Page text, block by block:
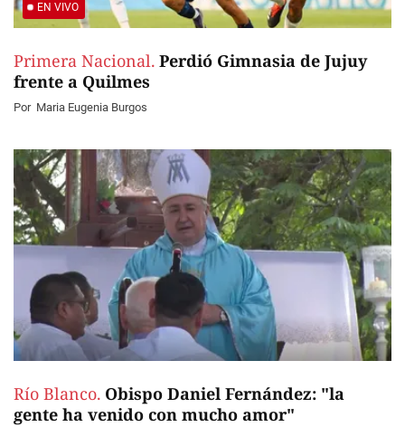
EN VIVO
Primera Nacional. Perdió Gimnasia de Jujuy
frente a Quilmes
Por Maria Eugenia Burgos
Río Blanco. Obispo Daniel Fernández: "la
gente ha venido con mucho amor"